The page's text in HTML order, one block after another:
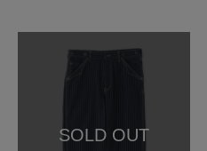
SOLD OUT